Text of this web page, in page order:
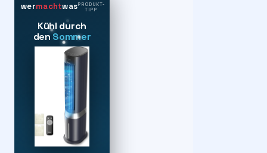
wermachtwasPRODUKT-
TIPP
Kühl durch
den Sommer